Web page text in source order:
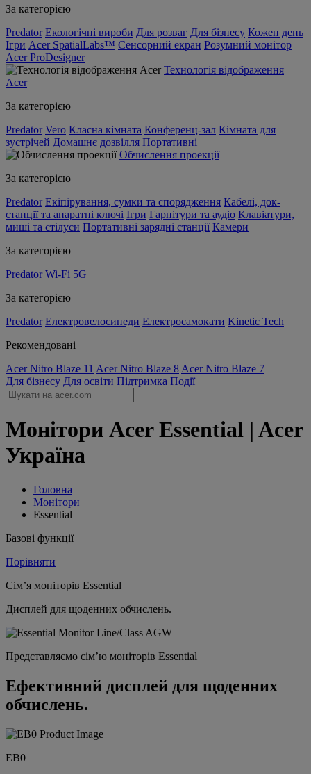
За категорією
Predator Екологічні вироби Для розваг Для бізнесу Кожен день
Ігри Acer SpatialLabs™ Сенсорний екран Розумний монітор
Acer ProDesigner
Технологія відображення
Acer
За категорією
Predator Vero Класна кімната Конференц-зал Кімната для
зустрічей Домашнє дозвілля Портативні
Обчислення проекції
За категорією
Predator Екіпірування, сумки та спорядження Кабелі, док-
станції та апаратні ключі Ігри Гарнітури та аудіо Клавіатури,
миші та стілуси Портативні зарядні станції Камери
За категорією
Predator Wi-Fi 5G
За категорією
Predator Електровелосипеди Електросамокати Kinetic Tech
Рекомендовані
Acer Nitro Blaze 11 Acer Nitro Blaze 8 Acer Nitro Blaze 7
Для бізнесу Для освіти Підтримка Події
Монітори Acer Essential | Acer
Україна
Головна
Монітори
Essential
Базові функції
Порівняти
Сім’я моніторів Essential
Дисплей для щоденних обчислень.
Представляємо сім’ю моніторів Essential
Ефективний дисплей для щоденних
обчислень.
EB0